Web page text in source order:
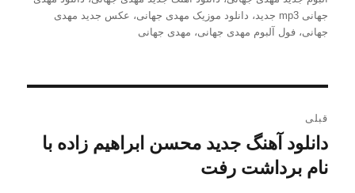
جهانی mp3 جدید
، دانلود موزیک مهدی جهانی، عکس جدید مهدی
جهانی،فول آلبوم مهدی جهانی، مهدی جهانی
نوشته
قبلی
نوشته
قبلی:
دانلود آهنگ جدید محسن ابراهیم زاده با
نام برداشت رفت